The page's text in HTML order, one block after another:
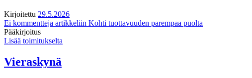
Kirjoitettu 29.5.2026
Ei kommentteja artikkeliin Kohti tuottavuuden parempaa puolta
Pääkirjoitus
Lisää toimitukselta
Vieraskynä